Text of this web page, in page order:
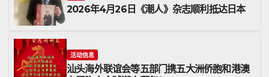
2026年4月26日《潮人》杂志顺利抵达日本
活动信息
汕头海外联谊会等五部门携五大洲侨胞和港澳